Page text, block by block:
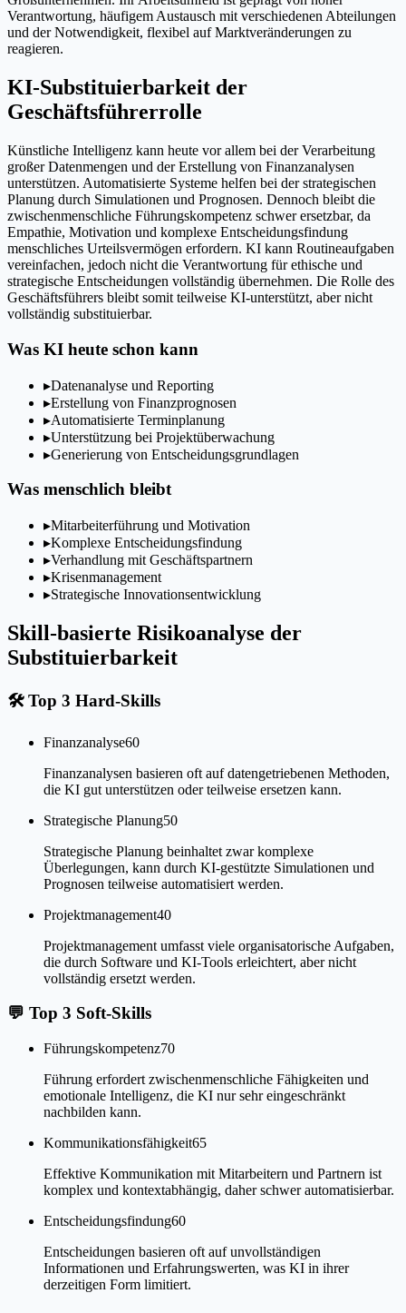
Verantwortung, häufigem Austausch mit verschiedenen Abteilungen
und der Notwendigkeit, flexibel auf Marktveränderungen zu
reagieren.
KI-Substituierbarkeit der
Geschäftsführerrolle
Künstliche Intelligenz kann heute vor allem bei der Verarbeitung
großer Datenmengen und der Erstellung von Finanzanalysen
unterstützen. Automatisierte Systeme helfen bei der strategischen
Planung durch Simulationen und Prognosen. Dennoch bleibt die
zwischenmenschliche Führungskompetenz schwer ersetzbar, da
Empathie, Motivation und komplexe Entscheidungsfindung
menschliches Urteilsvermögen erfordern. KI kann Routineaufgaben
vereinfachen, jedoch nicht die Verantwortung für ethische und
strategische Entscheidungen vollständig übernehmen. Die Rolle des
Geschäftsführers bleibt somit teilweise KI-unterstützt, aber nicht
vollständig substituierbar.
Was KI heute schon kann
▸Datenanalyse und Reporting
▸Erstellung von Finanzprognosen
▸Automatisierte Terminplanung
▸Unterstützung bei Projektüberwachung
▸Generierung von Entscheidungsgrundlagen
Was menschlich bleibt
▸Mitarbeiterführung und Motivation
▸Komplexe Entscheidungsfindung
▸Verhandlung mit Geschäftspartnern
▸Krisenmanagement
▸Strategische Innovationsentwicklung
Skill-basierte Risikoanalyse der
Substituierbarkeit
🛠Top 3 Hard-Skills
Finanzanalyse60
Finanzanalysen basieren oft auf datengetriebenen Methoden,
die KI gut unterstützen oder teilweise ersetzen kann.
Strategische Planung50
Strategische Planung beinhaltet zwar komplexe
Überlegungen, kann durch KI-gestützte Simulationen und
Prognosen teilweise automatisiert werden.
Projektmanagement40
Projektmanagement umfasst viele organisatorische Aufgaben,
die durch Software und KI-Tools erleichtert, aber nicht
vollständig ersetzt werden.
💬 Top 3 Soft-Skills
Führungskompetenz70
Führung erfordert zwischenmenschliche Fähigkeiten und
emotionale Intelligenz, die KI nur sehr eingeschränkt
nachbilden kann.
Kommunikationsfähigkeit65
Effektive Kommunikation mit Mitarbeitern und Partnern ist
komplex und kontextabhängig, daher schwer automatisierbar.
Entscheidungsfindung60
Entscheidungen basieren oft auf unvollständigen
Informationen und Erfahrungswerten, was KI in ihrer
derzeitigen Form limitiert.